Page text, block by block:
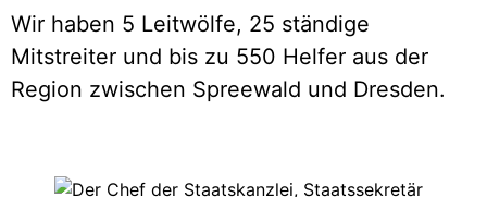
Wir haben 5 Leitwölfe, 25 ständige
Mitstreiter und bis zu 550 Helfer aus der
Region zwischen Spreewald und Dresden.